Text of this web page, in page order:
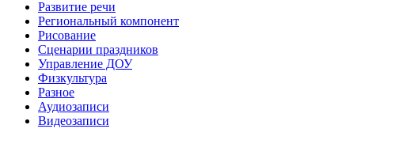
Развитие речи
Региональный компонент
Рисование
Сценарии праздников
Управление ДОУ
Физкультура
Разное
Аудиозаписи
Видеозаписи